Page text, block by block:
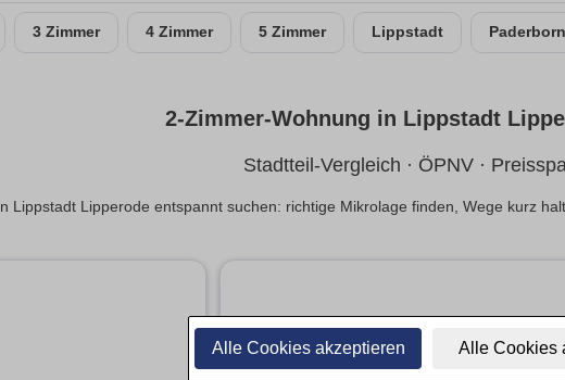
Alle Cookies akzeptieren Alle Cookies
3 Zimmer 4 Zimmer 5 Zimmer Lippstadt Paderborn
2-Zimmer-Wohnung in Lippstadt
Stadtteil-Vergleich · ÖPNV ·
In Lippstadt Lipperode entspannt suchen: richtige Mikrolage finden, Wege kurz